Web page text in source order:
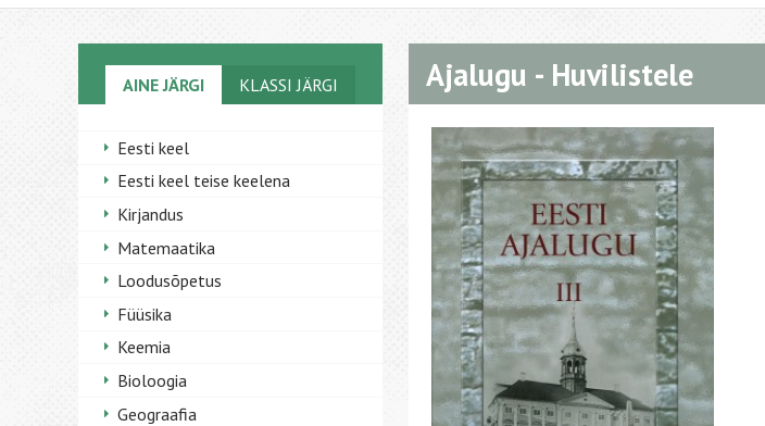
AINE JÄRGI KLASSI JÄRGI
Eesti keel
Eesti keel teise keelena
Kirjandus
Matemaatika
Loodusõpetus
Füüsika
Keemia
Bioloogia
Geograafia
Ajalugu - Huvilistele